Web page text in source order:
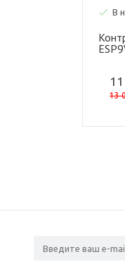
В
13